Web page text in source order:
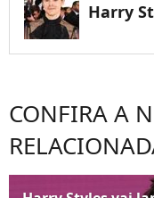
Harry
CONFIRA A